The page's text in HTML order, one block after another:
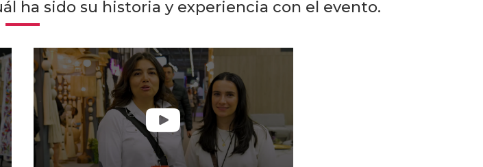
ha sido su historia y experiencia con el evento.